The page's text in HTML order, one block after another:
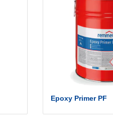
Epoxy Primer PF